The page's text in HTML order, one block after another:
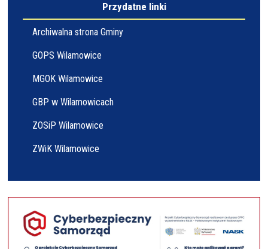
Przydatne linki
Archiwalna strona Gminy
GOPS Wilamowice
MGOK Wilamowice
GBP w Wilamowicach
ZOSiP Wilamowice
ZWiK Wilamowice